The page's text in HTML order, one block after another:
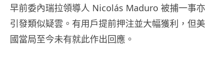
早前委內瑞拉領導人 Nicolás Maduro 被捕一事亦
引發類似疑雲。有用戶提前押注並大幅獲利，但美
國當局至今未有就此作出回應。